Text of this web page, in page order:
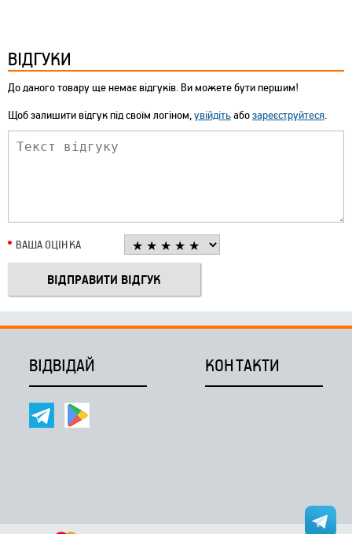
ВІДГУКИ
До даного товару ще немає відгуків. Ви можете бути першим!
Щоб залишити відгук під своїм логіном,увійдітьабозареєструйтеся.
ВАША ОЦІНКА
ВІДВІДАЙ КОНТАКТИ